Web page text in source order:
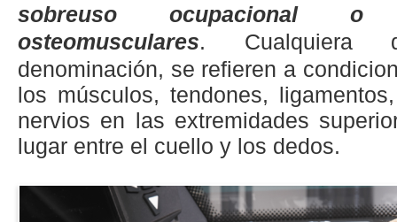
sobreuso ocupacional o
osteomusculares. Cualquiera
denominación, se refieren a
los músculos, tendones,
nervios en las extremidades
lugar entre el cuello y los dedos.